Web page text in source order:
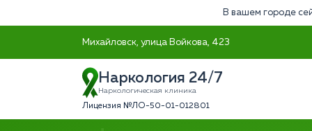
В вашем городе
Михайловск, улица Войкова, 423
Наркология 24/7
Наркологическая клиника
Лицензия №ЛО-50-01-012801